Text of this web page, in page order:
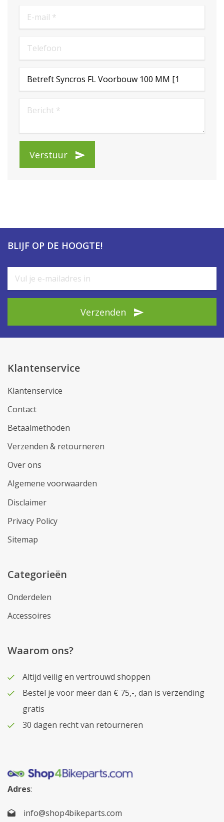
Verstuur
BLIJF OP DE HOOGTE!
Verzenden
Klantenservice
Klantenservice
Contact
Betaalmethoden
Verzenden & retourneren
Over ons
Algemene voorwaarden
Disclaimer
Privacy Policy
Sitemap
Categorieën
Onderdelen
Accessoires
Waarom ons?
Altijd veilig en vertrouwd shoppen
Bestel je voor meer dan € 75,-, dan is verzending
gratis
30 dagen recht van retourneren
Adres:
info@shop4bikeparts.com